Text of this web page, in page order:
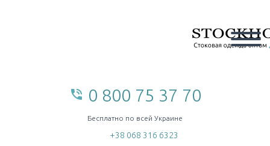
phone_in_talk 0 800 75 37 70
Бесплатно по всей Украине
+38 068 316 6323